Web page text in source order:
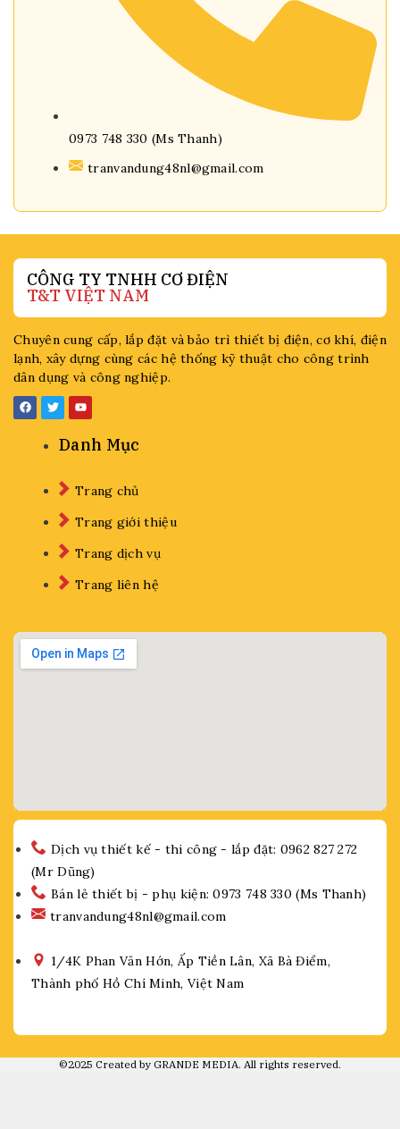
0973 748 330 (Ms Thanh)
tranvandung48nl@gmail.com
CÔNG TY TNHH CƠ ĐIỆN
T&T VIỆT NAM
Chuyên cung cấp, lắp đặt và bảo trì thiết bị điện, cơ khí, điện
lạnh, xây dựng cùng các hệ thống kỹ thuật cho công trình
dân dụng và công nghiệp.
Danh Mục
Trang chủ
Trang giới thiệu
Trang dịch vụ
Trang liên hệ
Dịch vụ thiết kế - thi công - lắp đặt: 0962 827 272
(Mr Dũng)
Bán lẻ thiết bị - phụ kiện: 0973 748 330 (Ms Thanh)
tranvandung48nl@gmail.com
1/4K Phan Văn Hớn, Ấp Tiền Lân, Xã Bà Điểm,
Thành phố Hồ Chí Minh, Việt Nam
©2025 Created by GRANDE MEDIA. All rights reserved.